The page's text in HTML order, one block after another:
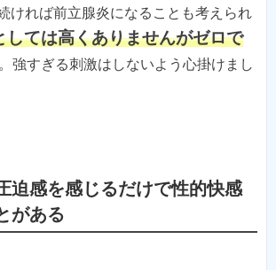
ければ前立腺炎になることも考えられ
しては高くありませんがゼロで
。強すぎる刺激はしないよう心掛けまし
迫感を感じるだけで性的快感
がある